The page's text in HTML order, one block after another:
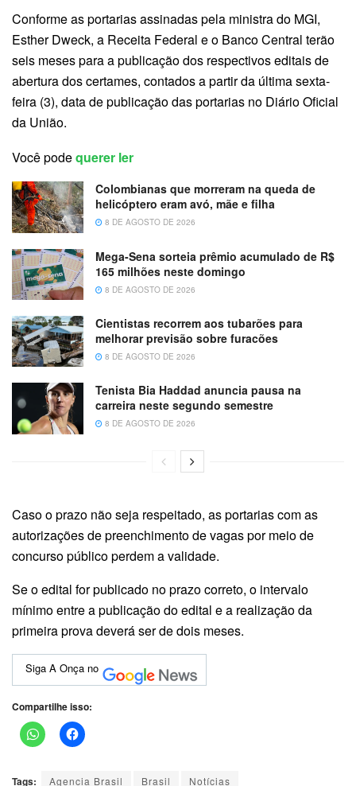
Conforme as portarias assinadas pela ministra do MGI,
Esther Dweck, a Receita Federal e o Banco Central terão
seis meses para a publicação dos respectivos editais de
abertura dos certames, contados a partir da última sexta-
feira (3), data de publicação das portarias no Diário Oficial
da União.
Você podequerer ler
Colombianas que morreram na queda de
helicóptero eram avó, mãe e filha
8 DE AGOSTO DE 2026
Mega-Sena sorteia prêmio acumulado de R$
165 milhões neste domingo
8 DE AGOSTO DE 2026
Cientistas recorrem aos tubarões para
melhorar previsão sobre furacões
8 DE AGOSTO DE 2026
Tenista Bia Haddad anuncia pausa na
carreira neste segundo semestre
8 DE AGOSTO DE 2026
Caso o prazo não seja respeitado, as portarias com as
autorizações de preenchimento de vagas por meio de
concurso público perdem a validade.
Se o edital for publicado no prazo correto, o intervalo
mínimo entre a publicação do edital e a realização da
primeira prova deverá ser de dois meses.
Siga A Onça no
Compartilhe isso:
Tags: Agencia Brasil Brasil Notícias